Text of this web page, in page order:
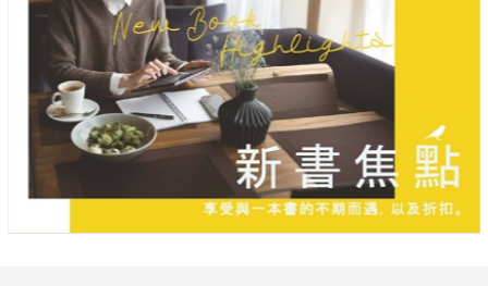
本章聚焦於目標的重要性，指導讀者制定明確、精準的目標，並
強調這樣的目標會塑造更美好的未來。書中警示不要讓目標的高
度超過實力，並強調信念的堅持會為未來帶來希望。這裡也提到
制定計畫，專注地走向目標，使讀者更有方向感。
【在逆境中積蓄反彈的力量】
本章探討逆境中的成長和積蓄力量的價值。挫折的磨練會使勇敢
的人在逆境中變得更加堅強。厄運醞釀奇蹟，忍耐必有驚喜，這